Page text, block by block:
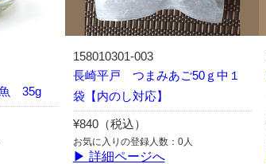
魚 35g
158010301-003
長崎平戸 つまみあご50ｇ中１
袋【内のし対応】
¥840（税込）
お気に入りの登録人数：0人
▶ 詳細ページへ